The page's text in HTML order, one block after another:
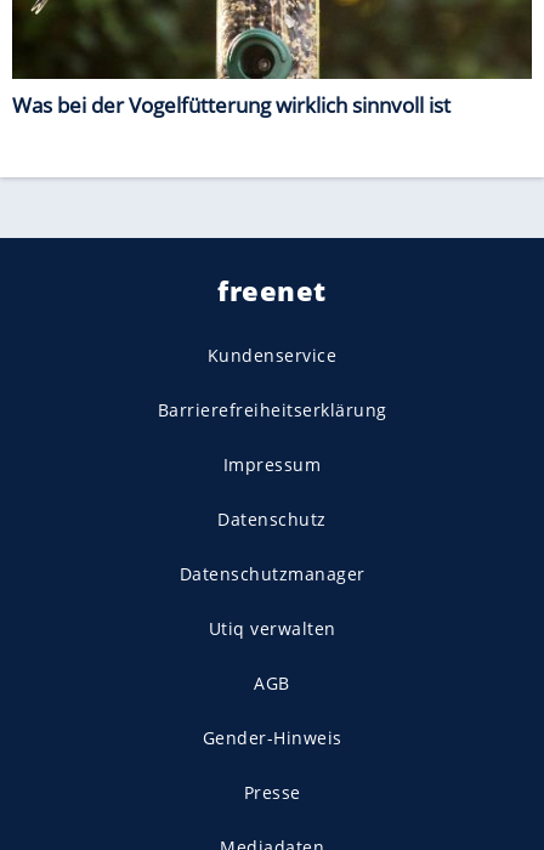
Was bei der Vogelfütterung wirklich sinnvoll ist
freenet
Kundenservice
Barrierefreiheitserklärung
Impressum
Datenschutz
Datenschutzmanager
Utiq verwalten
AGB
Gender-Hinweis
Presse